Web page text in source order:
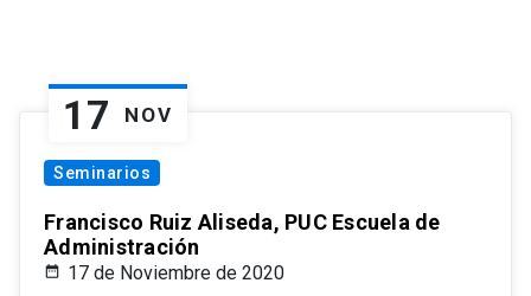
17 NOV
Seminarios
Francisco Ruiz Aliseda, PUC Escuela de
Administración
17 de Noviembre de 2020